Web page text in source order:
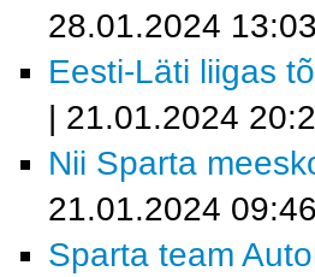
28.01.2024 13:03
Eesti-Läti liigas
| 21.01.2024
Nii Sparta
21.01.2024 09:46
Sparta team